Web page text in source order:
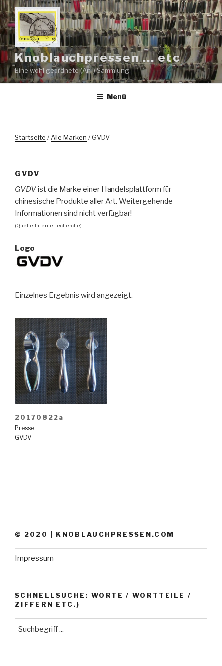
Zum
Inhalt
springen
Knoblauchpressen … etc
Eine wohl geordnete (An-) Sammlung
Menü
Startseite /Alle Marken / GVDV
GVDV
GVDVist die Marke einer Handelsplattform für
chinesische Produkte aller Art. Weitergehende
Informationen sind nicht verfügbar!
(Quelle: Internetrecherche)
Logo
Einzelnes Ergebnis wird angezeigt.
20170822a
Presse
GVDV
© 2020 | KNOBLAUCHPRESSEN.COM
Impressum
SCHNELLSUCHE: WORTE / WORTTEILE /
ZIFFERN ETC.)